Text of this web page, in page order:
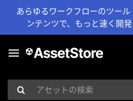
あらゆるワークフローのツー
ンテンツで、もっと速く開
アセットの検索